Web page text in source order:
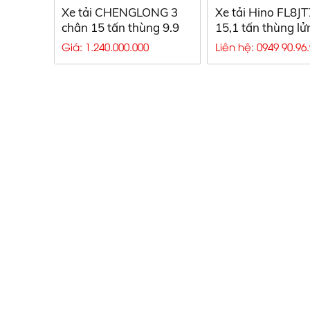
Xe tải CHENGLONG 3
chân 15 tấn thùng 9.9
mét
Giá: 1.240.000.000
Xe tải Hino
15,1 tấn thùng
7,7 mét
Liên hệ: 0949